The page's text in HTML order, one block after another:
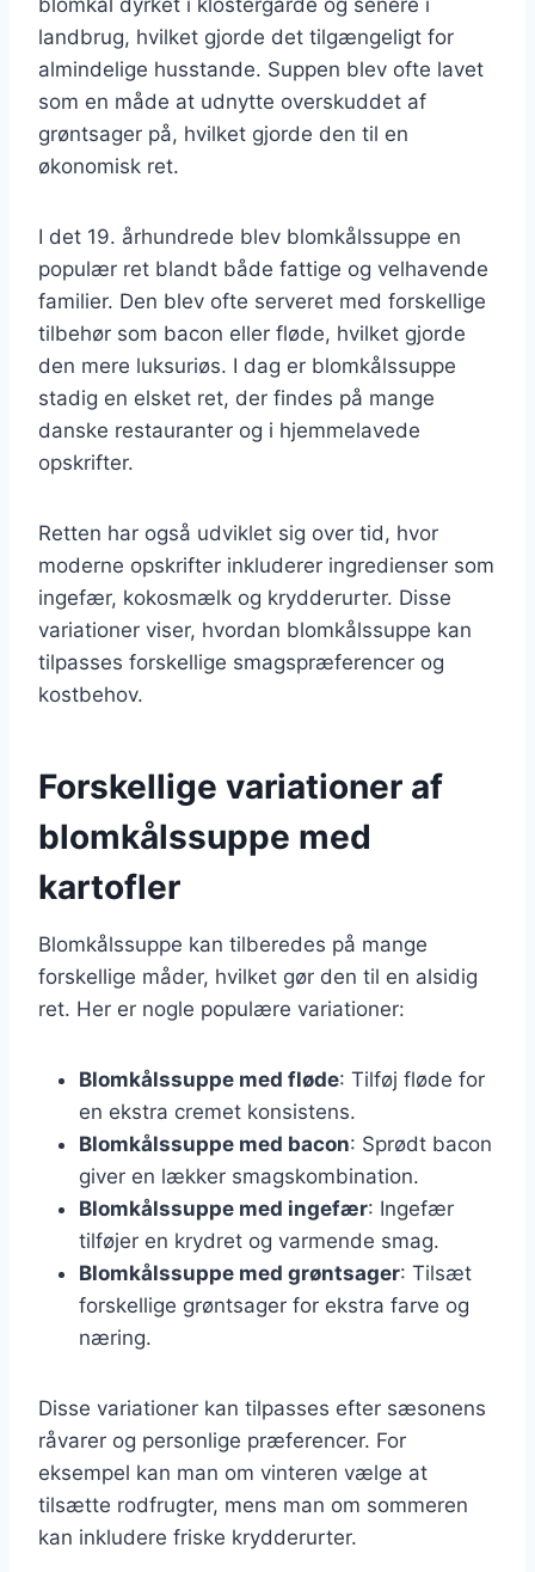
landbrug, hvilket gjorde det tilgængeligt for
almindelige husstande. Suppen blev ofte lavet
som en måde at udnytte overskuddet af
grøntsager på, hvilket gjorde den til en
økonomisk ret.
I det 19. århundrede blev blomkålssuppe en
populær ret blandt både fattige og velhavende
familier. Den blev ofte serveret med forskellige
tilbehør som bacon eller fløde, hvilket gjorde
den mere luksuriøs. I dag er blomkålssuppe
stadig en elsket ret, der findes på mange
danske restauranter og i hjemmelavede
opskrifter.
Retten har også udviklet sig over tid, hvor
moderne opskrifter inkluderer ingredienser som
ingefær, kokosmælk og krydderurter. Disse
variationer viser, hvordan blomkålssuppe kan
tilpasses forskellige smagspræferencer og
kostbehov.
Forskellige variationer af
blomkålssuppe med
kartofler
Blomkålssuppe kan tilberedes på mange
forskellige måder, hvilket gør den til en alsidig
ret. Her er nogle populære variationer:
Blomkålssuppe med fløde: Tilføj fløde for
en ekstra cremet konsistens.
Blomkålssuppe med bacon: Sprødt bacon
giver en lækker smagskombination.
Blomkålssuppe med ingefær: Ingefær
tilføjer en krydret og varmende smag.
Blomkålssuppe med grøntsager: Tilsæt
forskellige grøntsager for ekstra farve og
næring.
Disse variationer kan tilpasses efter sæsonens
råvarer og personlige præferencer. For
eksempel kan man om vinteren vælge at
tilsætte rodfrugter, mens man om sommeren
kan inkludere friske krydderurter.